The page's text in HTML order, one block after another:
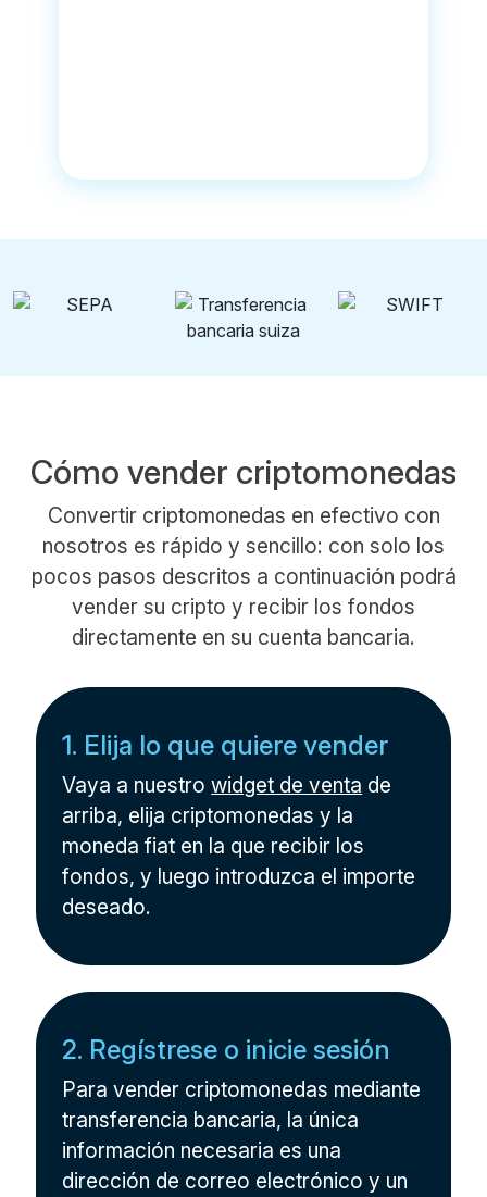
Cómo vender criptomonedas
Convertir criptomonedas en efectivo con
nosotros es rápido y sencillo: con solo los
pocos pasos descritos a continuación podrá
vender su cripto y recibir los fondos
directamente en su cuenta bancaria.
1. Elija lo que quiere vender
Vaya a nuestrowidget de venta de
arriba, elija criptomonedas y la
moneda fiat en la que recibir los
fondos, y luego introduzca el importe
deseado.
2. Regístrese o inicie sesión
Para vender criptomonedas mediante
transferencia bancaria, la única
información necesaria es una
dirección de correo electrónico y un